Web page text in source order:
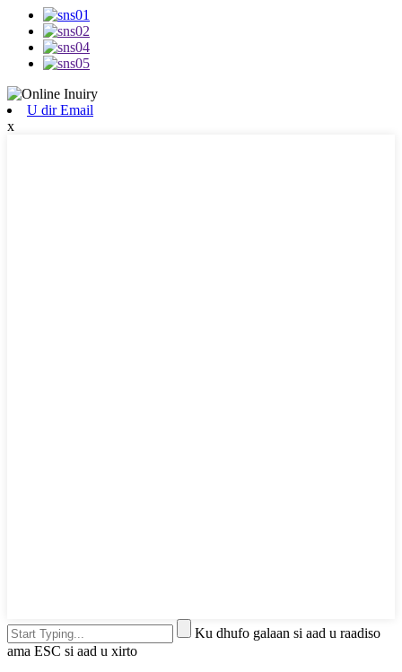
U dir Email
x
Ku dhufo galaan si aad u raadiso
ama ESC si aad u xirto